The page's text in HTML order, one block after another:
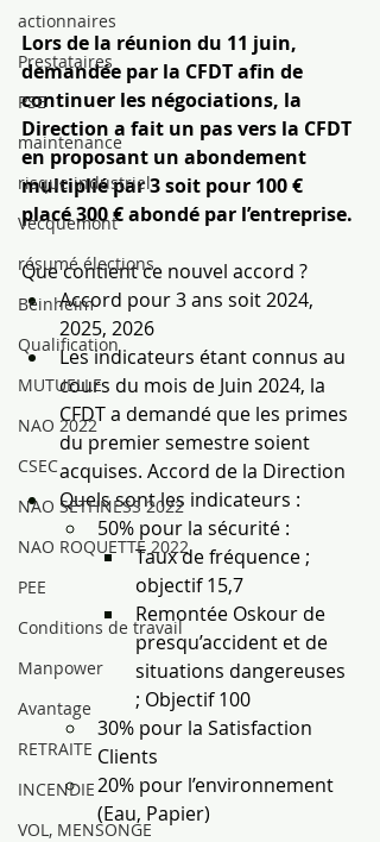
actionnaires
Prestataires
PSE
maintenance
risque industriel
Vecquemont
résumé élections
Beinheim
Qualification
MUTUELLE
NAO 2022
CSEC
NAO SETHNESS 2022
NAO ROQUETTE 2022
PEE
Conditions de travail
Manpower
Avantage
RETRAITE
INCENDIE
VOL, MENSONGE
Lors de la réunion du 11 juin,
demandée par la CFDT afin de
continuer les négociations, la
Direction a fait un pas vers la CFDT
en proposant un abondement
multiplié par 3 soit pour 100 €
placé 300 € abondé par l’entreprise.
Que contient ce nouvel accord ?
Accord pour 3 ans soit 2024,
2025, 2026
Les indicateurs étant connus au
cours du mois de Juin 2024, la
CFDT a demandé que les primes
du premier semestre soient
acquises. Accord de la Direction
Quels sont les indicateurs :
50% pour la sécurité :
Taux de fréquence ;
objectif 15,7
Remontée Oskour de
presqu’accident et de
situations dangereuses
; Objectif 100
30% pour la Satisfaction
Clients
20% pour l’environnement
(Eau, Papier)